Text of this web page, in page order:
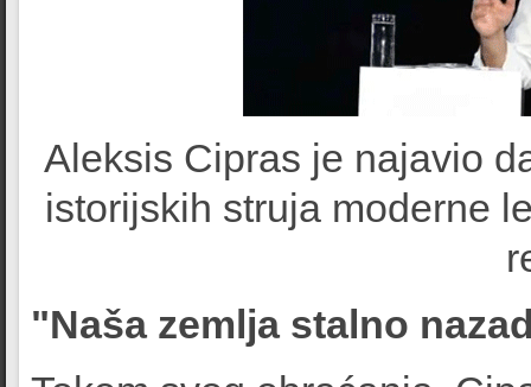
Aleksis Cipras je najavio
istorijskih struja moderne
"Naša zemlja stalno